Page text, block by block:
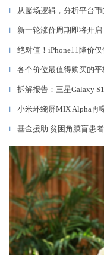
▎ 从赌场逻辑，分析平台
▎ 新一轮涨价周期即将开
▎ 绝对值！iPhone11降价仅
▎ 各个价位最值得购买的
▎ 拆解报告：三星Galaxy
▎ 小米环绕屏MIX Alpha再
▎ 基金援助 贫困角膜盲患